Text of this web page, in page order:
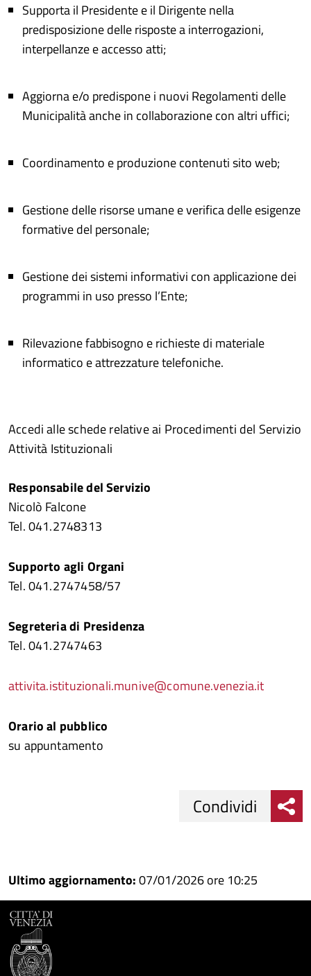
Supporta il Presidente e il Dirigente nella
predisposizione delle risposte a interrogazioni,
interpellanze e accesso atti;
Aggiorna e/o predispone i nuovi Regolamenti delle
Municipalità anche in collaborazione con altri uffici;
Coordinamento e produzione contenuti sito web;
Gestione delle risorse umane e verifica delle esigenze
formative del personale;
Gestione dei sistemi informativi con applicazione dei
programmi in uso presso l’Ente;
Rilevazione fabbisogno e richieste di materiale
informatico e attrezzature telefoniche.
Accedi alle schede relative ai Procedimenti del Servizio
Attività Istituzionali
Responsabile del Servizio
Nicolò Falcone
Tel. 041.2748313
Supporto agli Organi
Tel. 041.2747458/57
Segreteria di Presidenza
Tel. 041.2747463
attivita.istituzionali.munive@comune.venezia.it
Orario al pubblico
su appuntamento
su
Facebook
Condividi
su
Condividi
Condividi
Ultimo aggiornamento:07/01/2026 ore 10:25